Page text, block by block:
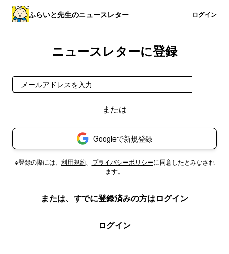
ふらいと先生のニュースレター ログイン
ニュースレターに登録
Googleで新規登録
※登録の際には、 利用規約、 プライバシーポリシーに同意したとみなされ
ます。
または、すでに登録済みの方はログイン
ログイン